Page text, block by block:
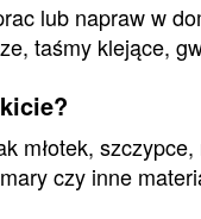
lub napraw w
taśmy klejące,
młotek,
czy inne